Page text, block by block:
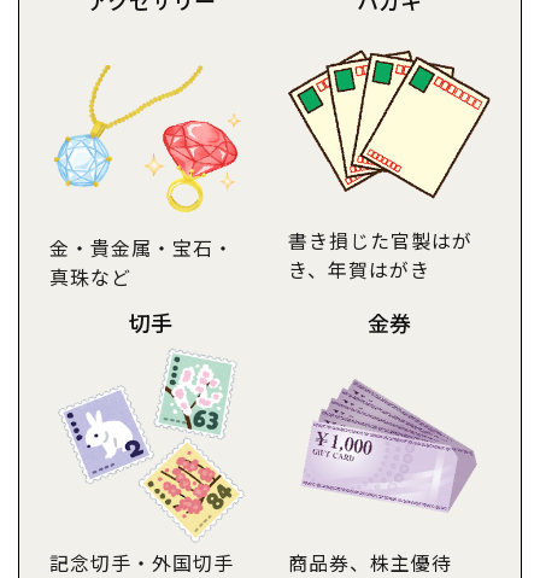
金・貴金属・宝石・
真珠など
書き損じた官製はが
き、年賀はがき
切手
記念切手・外国切手
金券
商品券、株主優待